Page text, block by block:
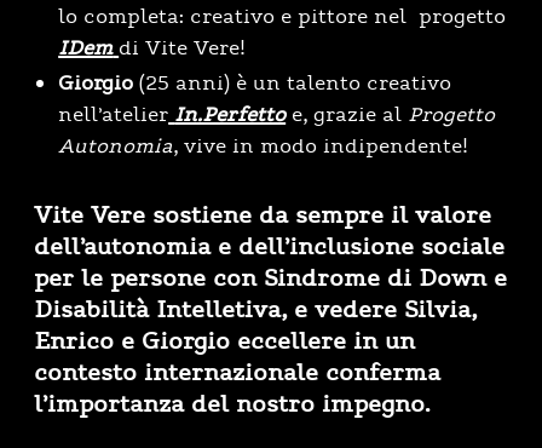
lo completa: creativo e pittore nel progetto
IDem di Vite Vere!
Giorgio (25 anni) è un talento creativo
nell’atelier In.Perfettoe, grazie al Progetto
Autonomia, vive in modo indipendente!
Vite Vere sostiene da sempre il valore
dell’autonomia e dell’inclusione sociale
per le persone con Sindrome di Down e
Disabilità Intelletiva, e vedere Silvia,
Enrico e Giorgio eccellere in un
contesto internazionale conferma
l’importanza del nostro impegno.